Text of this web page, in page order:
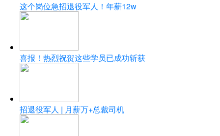
这个岗位急招退役军人！年薪12w
喜报！热烈祝贺这些学员已成功斩获
招退役军人 | 月薪万+总裁司机